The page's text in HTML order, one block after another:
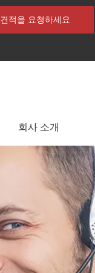
견적을 요청하세요
회사 소개